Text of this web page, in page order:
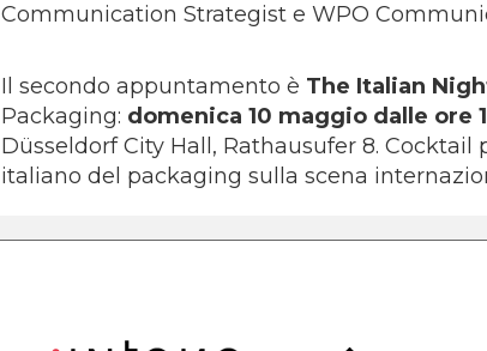
Communication Strategist e WPO
Il secondo appuntamento è The Italian
Packaging: domenica 10 maggio dalle ore
Düsseldorf City Hall, Rathausufer 8.
italiano del packaging sulla scena